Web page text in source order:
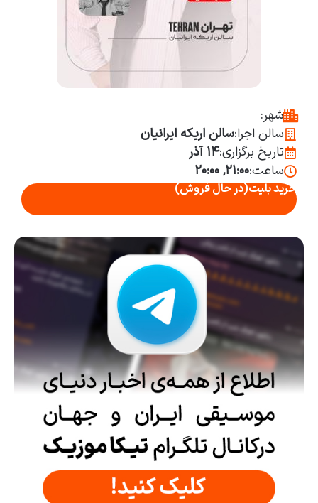
شهر:
سالن اجرا:سالن اریکه ایرانیان
تاریخ برگزاری:۱۴ آذر
ساعت:۲۱:۰۰, ۲۰:۰۰
خرید بلیت(در حال فروش)